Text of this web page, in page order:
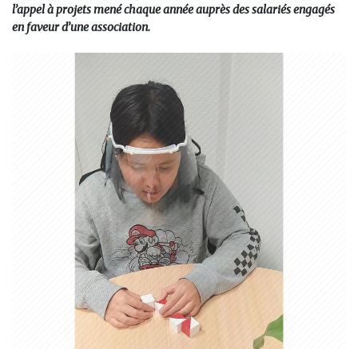
l’appel à projets mené chaque année auprès des salariés engagés
en faveur d’une association.